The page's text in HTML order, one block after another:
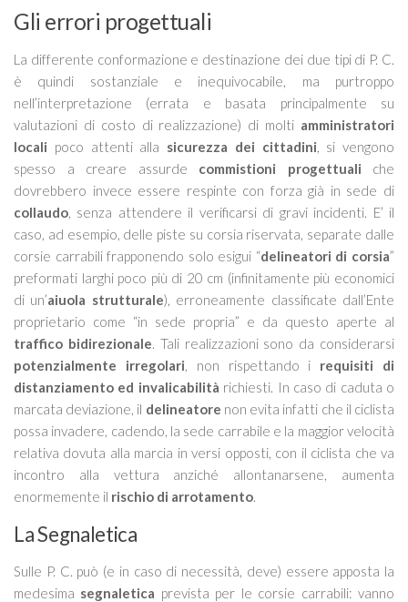
Gli errori progettuali
La differente conformazione e destinazione dei due tipi di P. C.
è quindi sostanziale e inequivocabile, ma purtroppo
nell’interpretazione (errata e basata principalmente su
valutazioni di costo di realizzazione) di molti amministratori
locali poco attenti alla sicurezza dei cittadini, si vengono
spesso a creare assurde commistioni progettuali che
dovrebbero invece essere respinte con forza già in sede di
collaudo, senza attendere il verificarsi di gravi incidenti. E’ il
caso, ad esempio, delle piste su corsia riservata, separate dalle
corsie carrabili frapponendo solo esigui “delineatori di corsia”
preformati larghi poco più di 20 cm (infinitamente più economici
di un’aiuola strutturale), erroneamente classificate dall’Ente
proprietario come “in sede propria” e da questo aperte al
traffico bidirezionale. Tali realizzazioni sono da considerarsi
potenzialmente irregolari, non rispettando i requisiti di
distanziamento ed invalicabilità richiesti. In caso di caduta o
marcata deviazione, il delineatore non evita infatti che il ciclista
possa invadere, cadendo, la sede carrabile e la maggior velocità
relativa dovuta alla marcia in versi opposti, con il ciclista che va
incontro alla vettura anziché allontanarsene, aumenta
enormemente il rischio di arrotamento.
La Segnaletica
Sulle P. C. può (e in caso di necessità, deve) essere apposta la
medesima segnaletica prevista per le corsie carrabili: vanno